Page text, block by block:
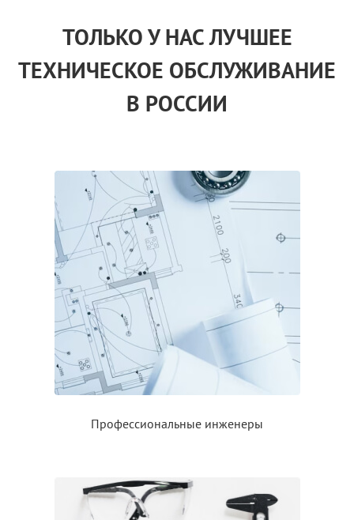
ТОЛЬКОУ НАСЛУЧШЕЕ
ТЕХНИЧЕСКОЕ ОБСЛУЖИВАНИЕ
В РОССИИ
Профессиональные инженеры